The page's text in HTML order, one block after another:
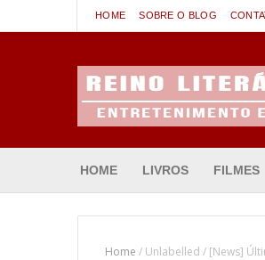
HOME SOBRE O BLOG
HOME LIVROS FILMES
Home / Unlabelled / [News]